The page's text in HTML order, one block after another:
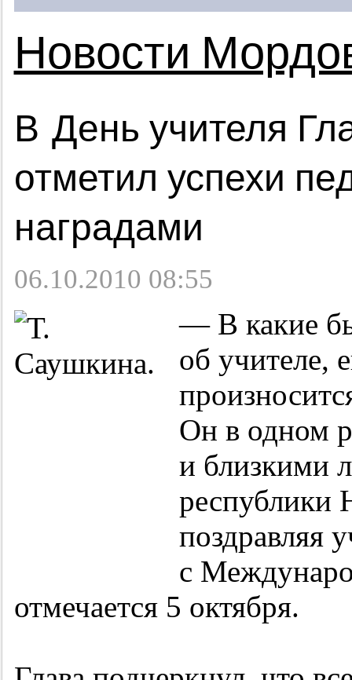
Новости
В День учителя
отметил успехи
наградами
06.10.2010 08:55
— В какие
об учителе,
Он в одном
и близкими
республики
поздравляя
с
отмечается 5 октября.